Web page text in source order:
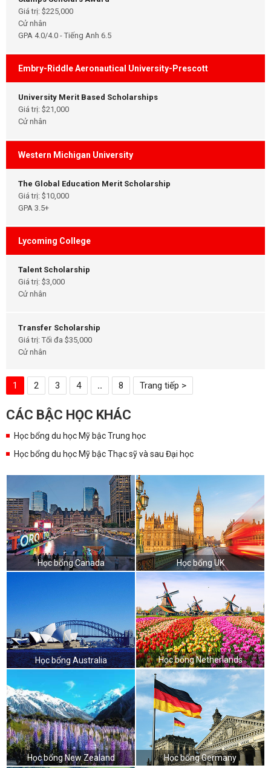
Giá trị: $225,000
Cử nhân
GPA 4.0/4.0 - Tiếng Anh 6.5
Embry-Riddle Aeronautical University-Prescott
University Merit Based Scholarships
Giá trị: $21,000
Cử nhân
Western Michigan University
The Global Education Merit Scholarship
Giá trị: $10,000
GPA 3.5+
Lycoming College
Talent Scholarship
Giá trị: $3,000
Cử nhân
Transfer Scholarship
Giá trị: Tối đa $35,000
Cử nhân
1 2 3 4 .. 8 Trang tiếp >
CÁC BẬC HỌC KHÁC
Học bổng du học Mỹ bậc Trung học
Học bổng du học Mỹ bậc Thạc sỹ và sau Đại học
Học bổng Canada Học bổng UK
Học bổng Australia Học bổng Netherlands
Học bổng New Zealand Học bổng Germany